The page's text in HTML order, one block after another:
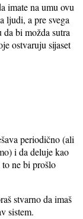
imate na umu ovu
ljudi, a pre svega
bi možda sutra
ostvaruju sijaset
periodično (ali
i da deluje kao
ne bi prošlo
stvarno da imaš
sistem.